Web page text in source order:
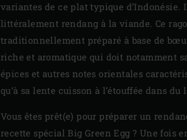
variantes de ce plat typique d’Indonésie.
littéralement rendang à la viande. Ce
traditionnellement préparé à base de
riche et aromatique qui doit notamment
épices et autres notes orientales
qu’à sa lente cuisson à l’étouffée dans du
Vous êtes prêt(e) pour préparer un
recette spécial Big Green Egg ? Une fois